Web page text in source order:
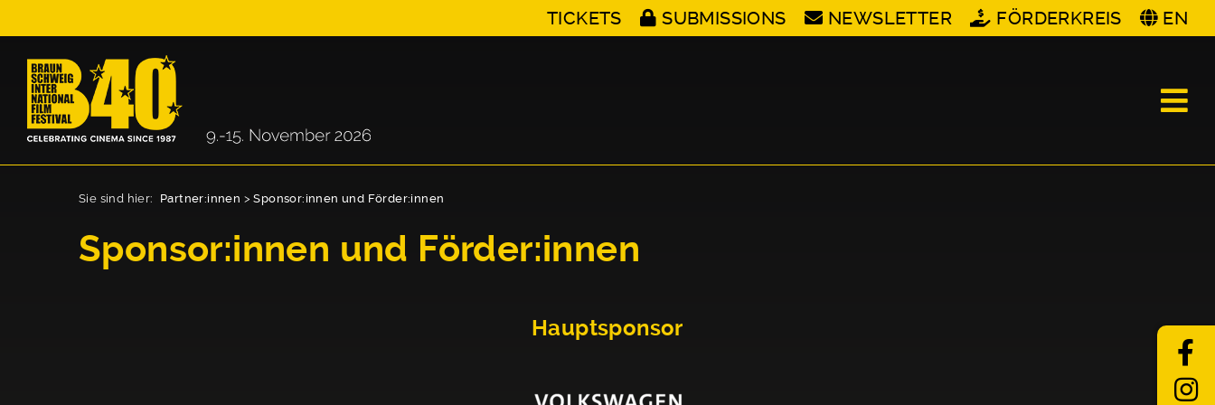
TICKETS SUBMISSIONS NEWSLETTER FÖRDERKREIS EN
Sie sind hier: Partner:innen >Sponsor:innen und Förder:innen
Sponsor:innen und Förder:innen
Hauptsponsor